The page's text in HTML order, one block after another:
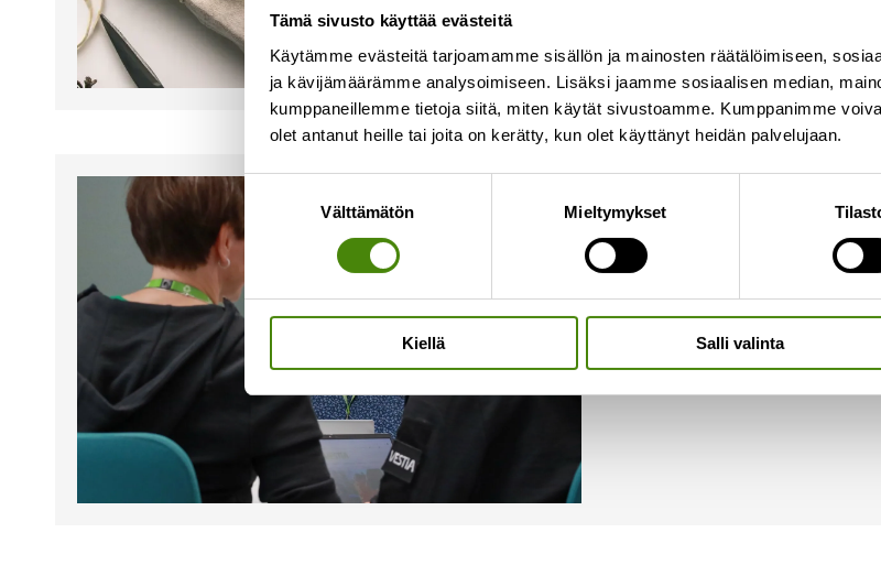
Tämä sivusto käyttää evästeitä
Käytämme evästeitä tarjoamamme sisällön ja mainosten räätälöimiseen,
ja kävijämäärämme analysoimiseen. Lisäksi jaamme sosiaalisen median,
kumppaneillemme tietoja siitä, miten käytät sivustoamme. Kumppanimme
olet antanut heille tai joita on kerätty, kun olet käyttänyt heidän palvelujaan.
Välttämätön Mieltymykset
Kiellä Salli valinta
4.12.2024
Haemme nyt rakennuttajaa
työehtävät muodostuvat
kenttärakenteiden suunnittelua,
suunnittelun ja rakentamisen